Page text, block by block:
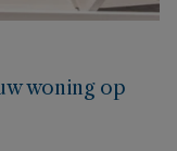
woning op